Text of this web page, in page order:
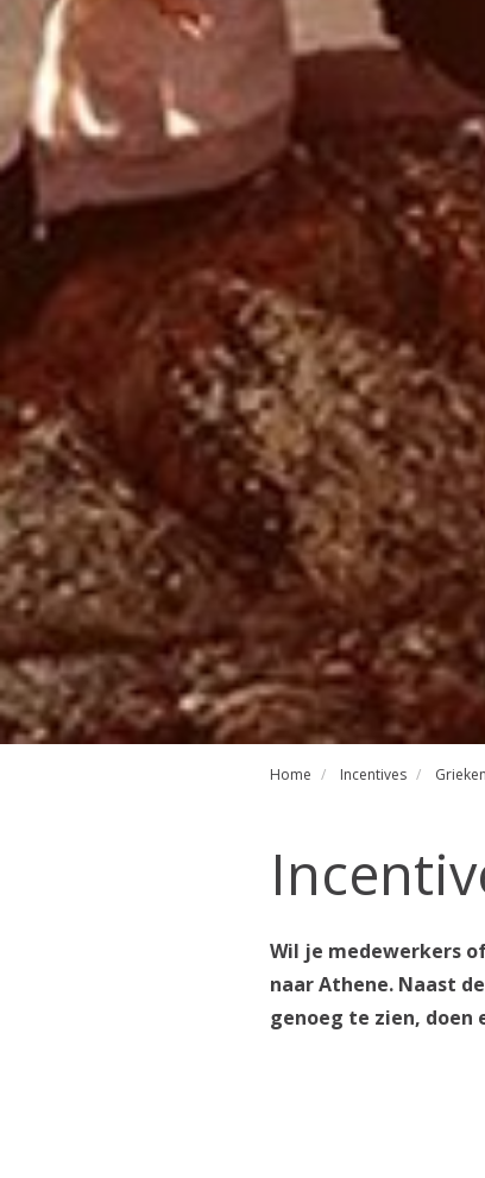
Home Incentives
Wil je medewerkers
naar Athene. Naast
genoeg te zien,